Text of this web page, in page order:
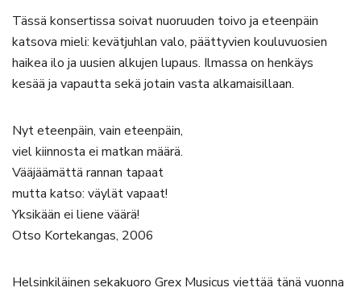
Tässä konsertissa soivat nuoruuden toivo ja eteenpäin
katsova mieli: kevätjuhlan valo, päättyvien kouluvuosien
haikea ilo ja uusien alkujen lupaus. Ilmassa on henkäys
kesää ja vapautta sekä jotain vasta alkamaisillaan.
Nyt eteenpäin, vain eteenpäin,
viel kiinnosta ei matkan määrä.
Vääjäämättä rannan tapaat
mutta katso: väylät vapaat!
Yksikään ei liene väärä!
Otso Kortekangas, 2006
Helsinkiläinen sekakuoro Grex Musicus viettää tänä vuonna